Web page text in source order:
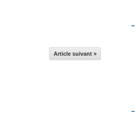
Article suivant »